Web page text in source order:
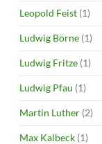
Leopold Feist (1)
Ludwig Börne (1)
Ludwig Fritze (1)
Ludwig Pfau (1)
Martin Luther (2)
Max Kalbeck (1)